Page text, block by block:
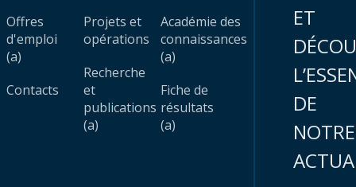
Offres
d'emploi
(a)
Contacts
Projets et
opérations
Recherche
et
publications
(a)
Académie des
connaissances
(a)
Fiche de
résultats
(a)
ET
DE
NOTRE